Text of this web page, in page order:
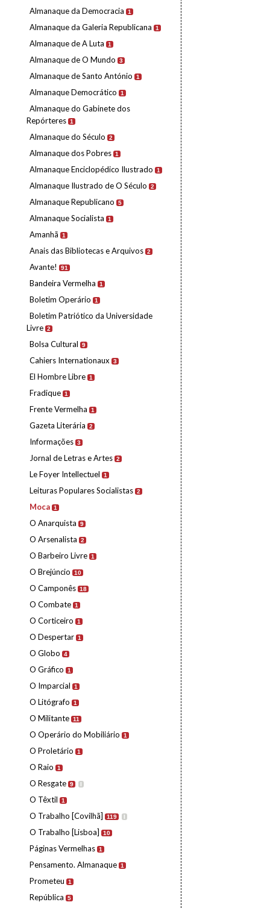
Almanaque da Democracia 1
Almanaque da Galeria Republicana 1
Almanaque de A Luta 1
Almanaque de O Mundo 3
Almanaque de Santo António 1
Almanaque Democrático 1
Almanaque do Gabinete dos
Repórteres 1
Almanaque do Século 2
Almanaque dos Pobres 1
Almanaque Enciclopédico Ilustrado 1
Almanaque Ilustrado de O Século 2
Almanaque Republicano 5
Almanaque Socialista 1
Amanhã 1
Anais das Bibliotecas e Arquivos 2
Avante! 91
Bandeira Vermelha 1
Boletim Operário 1
Boletim Patriótico da Universidade
Livre 2
Bolsa Cultural 9
Cahiers Internationaux 3
El Hombre Libre 1
Fradique 1
Frente Vermelha 1
Gazeta Literária 2
Informações 3
Jornal de Letras e Artes 2
Le Foyer Intellectuel 1
Leituras Populares Socialistas 2
Moca 1
O Anarquista 9
O Arsenalista 2
O Barbeiro Livre 1
O Brejúncio 10
O Camponês 18
O Combate 1
O Corticeiro 1
O Despertar 1
O Globo 4
O Gráfico 1
O Imparcial 1
O Litógrafo 1
O Militante 11
O Operário do Mobiliário 1
O Proletário 1
O Raio 1
O Resgate 9 I
O Têxtil 1
O Trabalho [Covilhã] 119 I
O Trabalho [Lisboa] 10
Páginas Vermelhas 1
Pensamento. Almanaque 1
Prometeu 1
República 5